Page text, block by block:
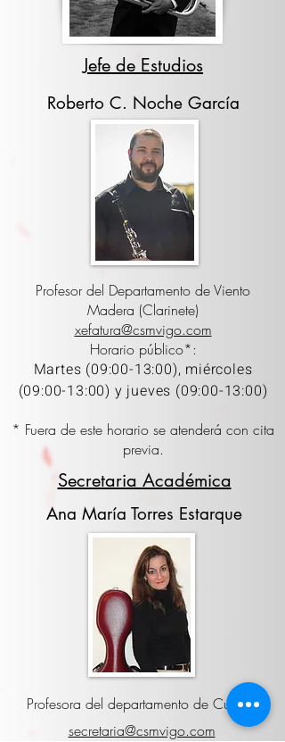
Jefe de Estudios
Roberto C. Noche García
Profesor del Departamento de Viento
Madera (Clarinete)
xefatura@csmvigo.com
Horario público*:
Martes (09:00-13:00), miércoles
(09:00-13:00) y jueves (09:00-13:00)
* Fuera de este horario se atenderá con cita
previa.
Secretaria Académica
Ana María Torres Estarque
Profesora del departamento de Cuerda
secretaria@csmvigo.com